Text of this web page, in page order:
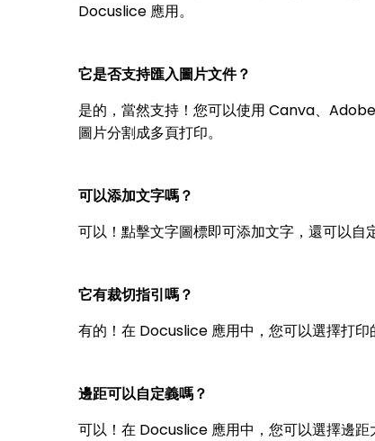
Docuslice 應用。
它是否支持匯入圖片文件？
是的，當然支持！您可以使用 Canva、
圖片分割成多頁打印。
可以添加文字嗎？
可以！點擊文字圖標即可添加文字，還可以自
它有裁切指引嗎？
有的！在 Docuslice 應用中，您可以選擇打印
邊距可以自定義嗎？
可以！在 Docuslice 應用中，您可以選擇邊距